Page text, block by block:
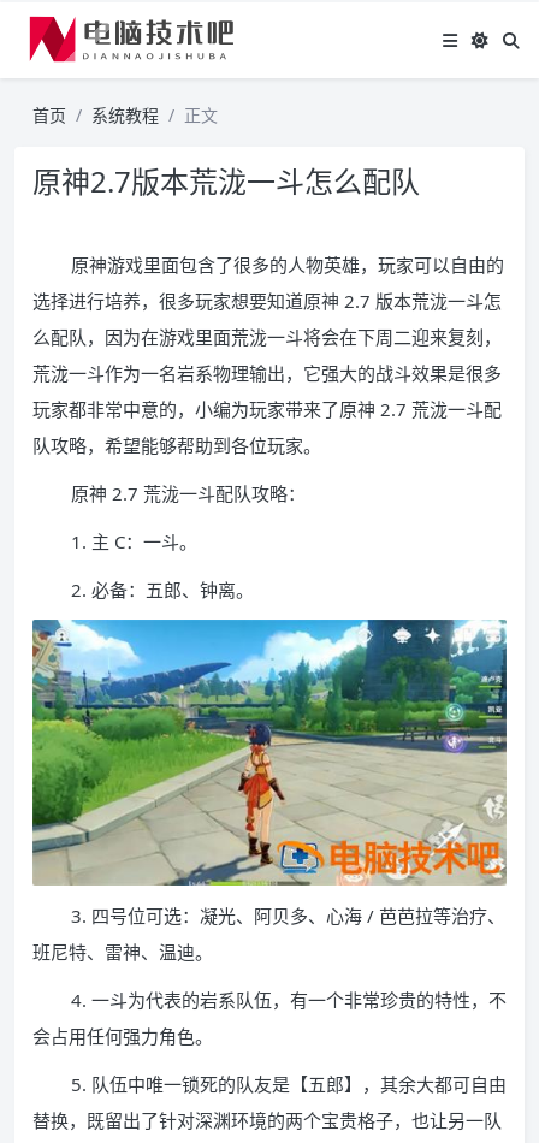
首页 系统教程 正文
原神2.7版本荒泷一斗怎么配队
原神游戏里面包含了很多的人物英雄，玩家可以自由的
选择进行培养，很多玩家想要知道原神 2.7 版本荒泷一斗怎
么配队，因为在游戏里面荒泷一斗将会在下周二迎来复刻，
荒泷一斗作为一名岩系物理输出，它强大的战斗效果是很多
玩家都非常中意的，小编为玩家带来了原神 2.7 荒泷一斗配
队攻略，希望能够帮助到各位玩家。
原神 2.7 荒泷一斗配队攻略：
1. 主 C：一斗。
2. 必备：五郎、钟离。
3. 四号位可选：凝光、阿贝多、心海 / 芭芭拉等治疗、
班尼特、雷神、温迪。
4. 一斗为代表的岩系队伍，有一个非常珍贵的特性，不
会占用任何强力角色。
5. 队伍中唯一锁死的队友是【五郎】，其余大都可自由
替换，既留出了针对深渊环境的两个宝贵格子，也让另一队